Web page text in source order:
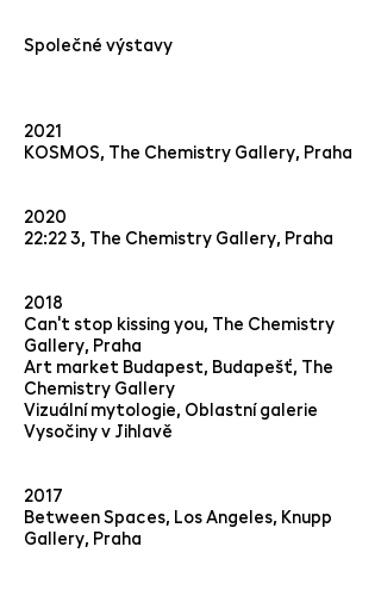
Společné výstavy
2021
KOSMOS, The Chemistry Gallery, Praha
2020
22:22 3, The Chemistry Gallery, Praha
2018
Can't stop kissing you, The Chemistry
Gallery, Praha
Art market Budapest, Budapešť, The
Chemistry Gallery
Vizuální mytologie, Oblastní galerie
Vysočiny v Jihlavě
2017
Between Spaces, Los Angeles, Knupp
Gallery, Praha